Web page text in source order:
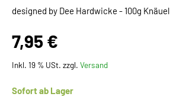
designed by Dee Hardwicke - 100g Knäuel
7,95 €
Inkl. 19 % USt. zzgl. Versand
Sofort ab Lager